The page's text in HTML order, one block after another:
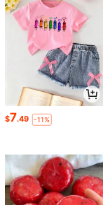
$7.49 -11%